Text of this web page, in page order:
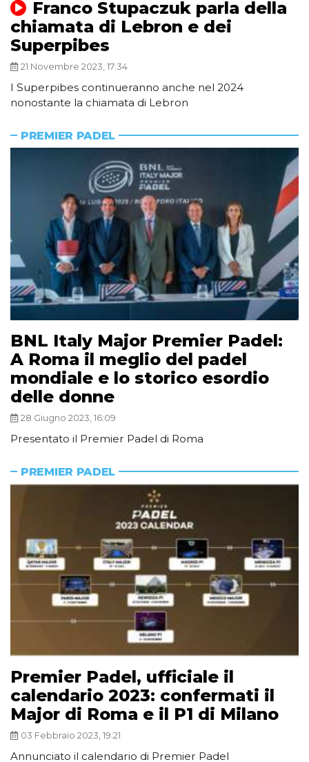
Franco Stupaczuk parla della
chiamata di Lebron e dei
Superpibes
21 Novembre 2023, 17:34
I Superpibes continueranno anche nel 2024
nonostante la chiamata di Lebron
PREMIER PADEL
BNL Italy Major Premier Padel:
A Roma il meglio del padel
mondiale e lo storico esordio
delle donne
28 Giugno 2023, 16:09
Presentato il Premier Padel di Roma
PREMIER PADEL
Premier Padel, ufficiale il
calendario 2023: confermati il
Major di Roma e il P1 di Milano
03 Febbraio 2023, 19:21
Annunciato il calendario di Premier Padel